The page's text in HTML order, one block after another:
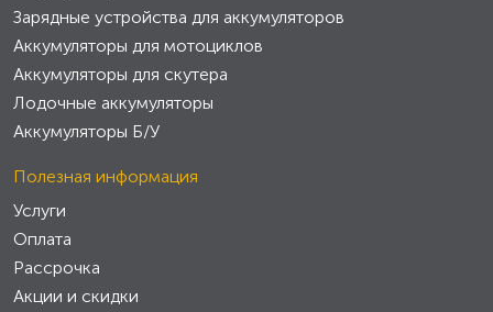
Зарядные устройства для аккумуляторов
Аккумуляторы для мотоциклов
Аккумуляторы для скутера
Лодочные аккумуляторы
Аккумуляторы Б/У
Полезная информация
Услуги
Оплата
Рассрочка
Акции и скидки